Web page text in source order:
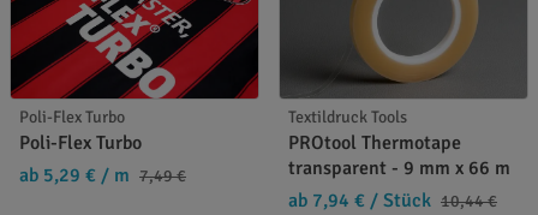
Poli-Flex Turbo
Poli-Flex Turbo
ab 5,29 € / m 7,49 €
Textildruck Tools
PROtool Thermotape
transparent - 9 mm x 66 m
ab 7,94 € / Stück 10,44 €